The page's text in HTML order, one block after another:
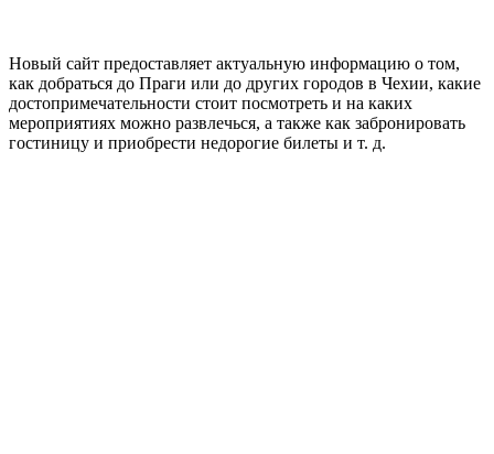
Новый сайт предоставляет актуальную информацию о том,
как добраться до Праги или до других городов в Чехии, какие
достопримечательности стоит посмотреть и на каких
мероприятиях можно развлечься, а также как забронировать
гостиницу и приобрести недорогие билеты и т. д.